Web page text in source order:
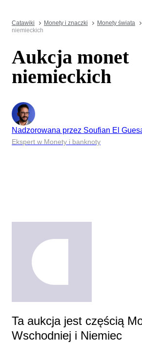
Catawiki Monety i znaczki Monety świata
niemieckich
Aukcja monet
niemieckich
Nadzorowana przez Soufian El
Ekspert w Monety i banknoty
Ta aukcja jest częścią
Wschodniej i Niemiec